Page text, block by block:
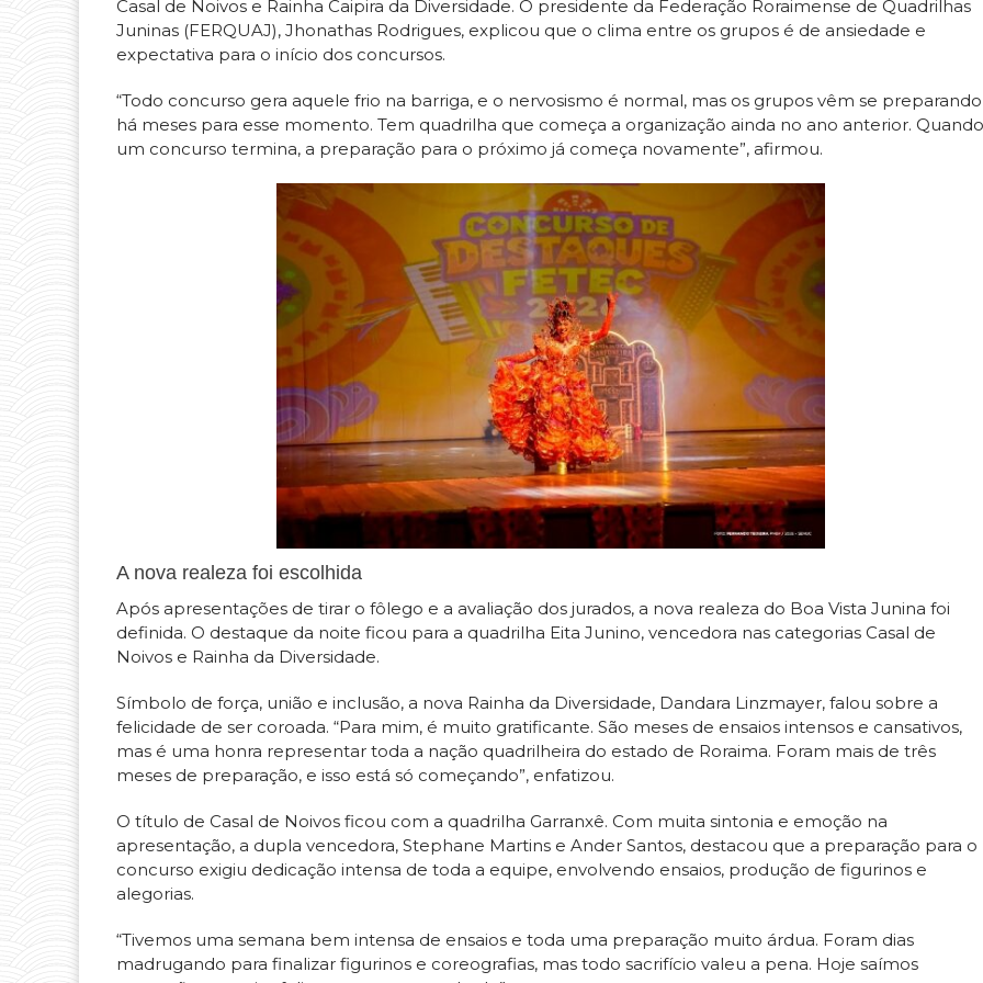
Casal de Noivos e Rainha Caipira da Diversidade. O presidente da Federação Roraimense de Quadrilhas
Juninas (FERQUAJ), Jhonathas Rodrigues, explicou que o clima entre os grupos é de ansiedade e
expectativa para o início dos concursos.
“Todo concurso gera aquele frio na barriga, e o nervosismo é normal, mas os grupos vêm se preparando
há meses para esse momento. Tem quadrilha que começa a organização ainda no ano anterior. Quando
um concurso termina, a preparação para o próximo já começa novamente”, afirmou.
A nova realeza foi escolhida
Após apresentações de tirar o fôlego e a avaliação dos jurados, a nova realeza do Boa Vista Junina foi
definida. O destaque da noite ficou para a quadrilha Eita Junino, vencedora nas categorias Casal de
Noivos e Rainha da Diversidade.
Símbolo de força, união e inclusão, a nova Rainha da Diversidade, Dandara Linzmayer, falou sobre a
felicidade de ser coroada. “Para mim, é muito gratificante. São meses de ensaios intensos e cansativos,
mas é uma honra representar toda a nação quadrilheira do estado de Roraima. Foram mais de três
meses de preparação, e isso está só começando”, enfatizou.
O título de Casal de Noivos ficou com a quadrilha Garranxê. Com muita sintonia e emoção na
apresentação, a dupla vencedora, Stephane Martins e Ander Santos, destacou que a preparação para o
concurso exigiu dedicação intensa de toda a equipe, envolvendo ensaios, produção de figurinos e
alegorias.
“Tivemos uma semana bem intensa de ensaios e toda uma preparação muito árdua. Foram dias
madrugando para finalizar figurinos e coreografias, mas todo sacrifício valeu a pena. Hoje saímos